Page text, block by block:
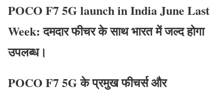
POCO F7 5G launch in India June Last
Week: दमदार फीचर के साथ भारत में जल्द होगा
उपलब्ध।
POCO F7 5G के प्रमुख फीचर्स और